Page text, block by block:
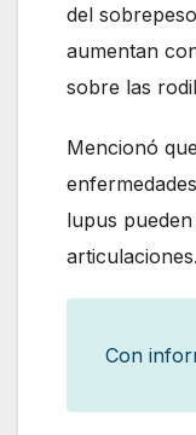
del
aumentan
sobre las
Mencionó
lupus
articulaciones.
Con